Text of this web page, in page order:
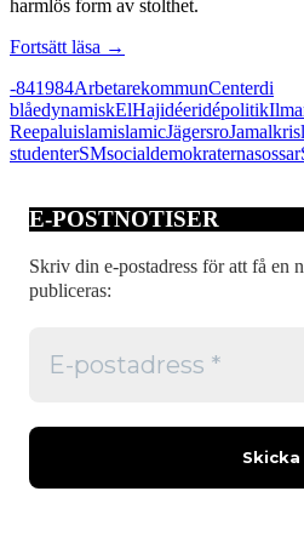
harmlös form av stolthet.
Fortsätt läsa Både
kakan
och
äta
den
→
-841984ArbetarekommunCenterdi
blåedynamiskElHajidéeridépolitik
ReepaluislamislamicJägersroJamalkris
studenterSMsocialdemokraternasossar
E-POSTNOTISER
Skriv din e-postadress för att få en
publiceras: